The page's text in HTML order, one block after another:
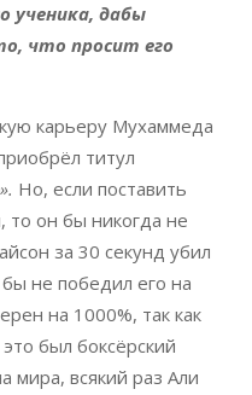
ученика, дабы
что просит его
карьеру Мухаммеда
титул
Но, если поставить
то он бы никогда не
за 30 секунд убил
не победил его на
на 1000%, так как
был боксёрский
мира, всякий раз Али